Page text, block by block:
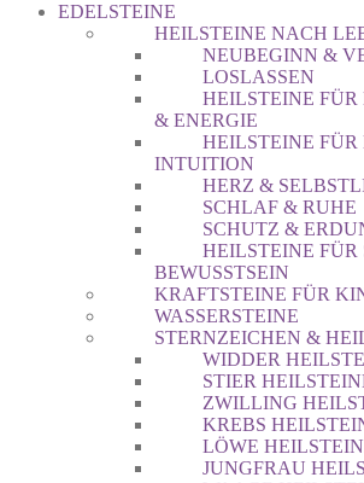
EDELSTEINE
HEILSTEINE NACH
NEUBEGINN &
LOSLASSEN
HEILSTEINE FÜR
& ENERGIE
HEILSTEINE
INTUITION
HERZ &
SCHLAF & RUHE
SCHUTZ &
HEILSTEINE
BEWUSSTSEIN
KRAFTSTEINE FÜR
WASSERSTEINE
STERNZEICHEN &
WIDDER
STIER
ZWILLING
KREBS
LÖWE
JUNGFRAU